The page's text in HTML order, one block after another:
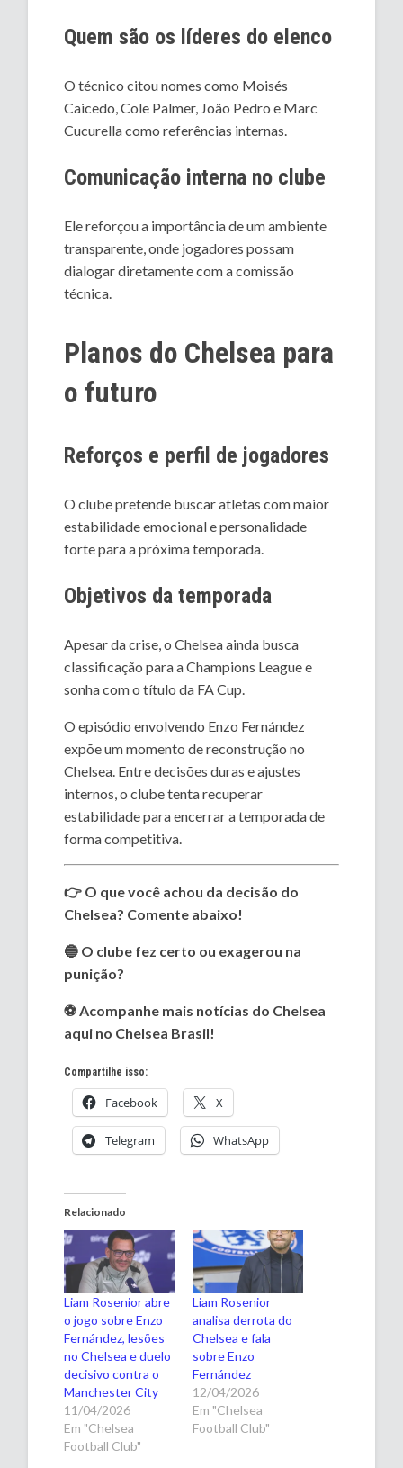
Quem são os líderes do elenco
O técnico citou nomes como Moisés
Caicedo, Cole Palmer, João Pedro e Marc
Cucurella como referências internas.
Comunicação interna no clube
Ele reforçou a importância de um ambiente
transparente, onde jogadores possam
dialogar diretamente com a comissão
técnica.
Planos do Chelsea para
o futuro
Reforços e perfil de jogadores
O clube pretende buscar atletas com maior
estabilidade emocional e personalidade
forte para a próxima temporada.
Objetivos da temporada
Apesar da crise, o Chelsea ainda busca
classificação para a Champions League e
sonha com o título da FA Cup.
O episódio envolvendo Enzo Fernández
expõe um momento de reconstrução no
Chelsea. Entre decisões duras e ajustes
internos, o clube tenta recuperar
estabilidade para encerrar a temporada de
forma competitiva.
👉 O que você achou da decisão do
Chelsea? Comente abaixo!
🔵 O clube fez certo ou exagerou na
punição?
⚽ Acompanhe mais notícias do Chelsea
aqui no Chelsea Brasil!
Compartilhe isso:
Facebook X
Telegram WhatsApp
Relacionado
Liam Rosenior abre
o jogo sobre Enzo
Fernández, lesões
no Chelsea e duelo
decisivo contra o
Manchester City
11/04/2026
Em "Chelsea
Football Club"
Liam Rosenior
analisa derrota do
Chelsea e fala
sobre Enzo
Fernández
12/04/2026
Em "Chelsea
Football Club"